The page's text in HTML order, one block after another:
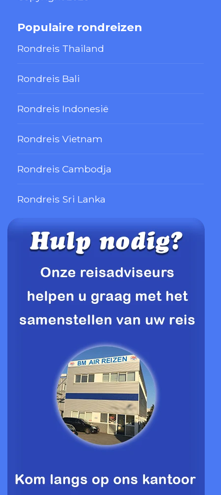
Populaire rondreizen
Rondreis Thailand
Rondreis Bali
Rondreis Indonesië
Rondreis Vietnam
Rondreis Cambodja
Rondreis Sri Lanka